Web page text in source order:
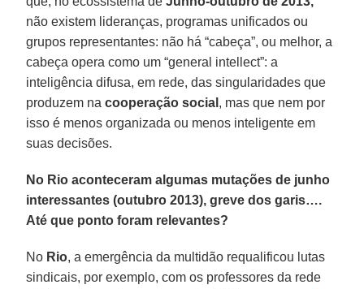
não existem lideranças, programas unificados ou
grupos representantes: não há “cabeça”, ou melhor, a
cabeça opera como um “general intellect”: a
inteligência difusa, em rede, das singularidades que
produzem nacooperação social , mas que nem por
isso é menos organizada ou menos inteligente em
suas decisões.
No Rio aconteceram algumas mutações de junho
interessantes (outubro 2013), greve dos garis….
Até que ponto foram relevantes?
No Rio, a emergência da multidão requalificou lutas
sindicais, por exemplo, com os professores da rede